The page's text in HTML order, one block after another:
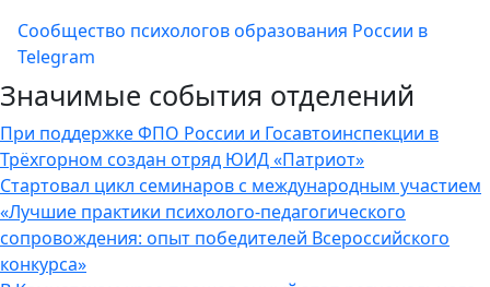
Сообщество психологов образования России в
Telegram
Значимые события отделений
При поддержке ФПО России и Госавтоинспекции в
Трёхгорном создан отряд ЮИД «Патриот»
Стартовал цикл семинаров с международным участием
«Лучшие практики психолого-педагогического
сопровождения: опыт победителей Всероссийского
конкурса»